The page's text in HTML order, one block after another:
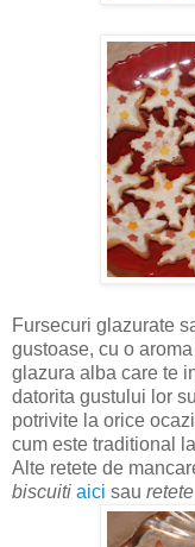
Fursecuri glazurate
gustoase, cu o
glazura alba care te
datorita gustului lor
potrivite la orice
cum este traditional
Alte retete de
biscuiti aici sau